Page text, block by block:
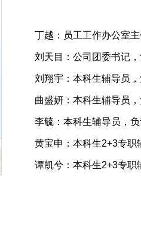
丁越：员工工作办公室
刘天目：公司团委书记
刘翔宇：本科生辅导员
曲盛妍：本科生辅导员
李毓：本科生辅导员，
黄宝申：本科生2+3专职
谭凯兮：本科生2+3专职